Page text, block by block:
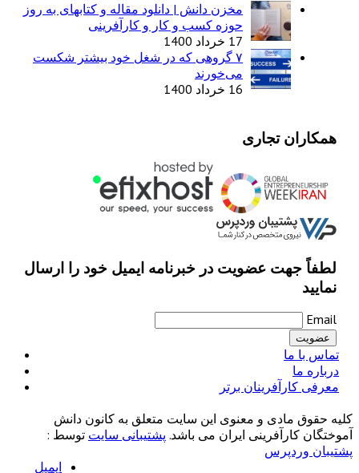
مخزن دانش | دانلود مقاله و کتابهای به روز
حوزه کسب و کار و کارآفرینی
17 خرداد 1400
۷ گروهی که در شغل خود بیشتر شکست
می‌خورند
16 خرداد 1400
همکاران تجاری
لطفاً جهت عضویت در خبرنامه ایمیل خود را ارسال
نمایید
Email
تماس با ما
درباره ما
معرفی کارآفرینان برتر
کلیه حقوق مادی و معنوی این سایت متعلق به کانون دانش
آموختگان کارآفرینی ایران می باشد. پشتیبانی سایت توسط :
پشتیبان وردپرس
ایمیل